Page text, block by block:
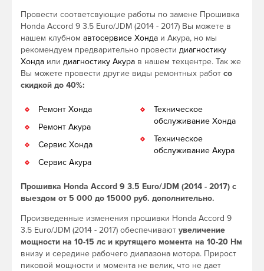
Провести соответсвующие работы по замене Прошивка
Honda Accord 9 3.5 Euro/JDM (2014 - 2017) Вы можете в
нашем клубном автосервисе Хонда и Акура, но мы
рекомендуем предварительно провести диагностику
Хонда или диагностику Акура в нашем техцентре. Так же
Вы можете провести другие виды ремонтных работ со
скидкой до 40%:
Ремонт Хонда
Ремонт Акура
Сервис Хонда
Сервис Акура
Техническое
обслуживание Хонда
Техническое
обслуживание Акура
Прошивка Honda Accord 9 3.5 Euro/JDM (2014 - 2017) с
выездом от 5 000 до 15000 руб. дополнительно.
Произведенные изменения прошивки Honda Accord 9
3.5 Euro/JDM (2014 - 2017) обеспечивают увеличение
мощности на 10-15 лс и крутящего момента на 10-20 Нм
внизу и середине рабочего диапазона мотора. Прирост
пиковой мощности и момента не велик, что не дает